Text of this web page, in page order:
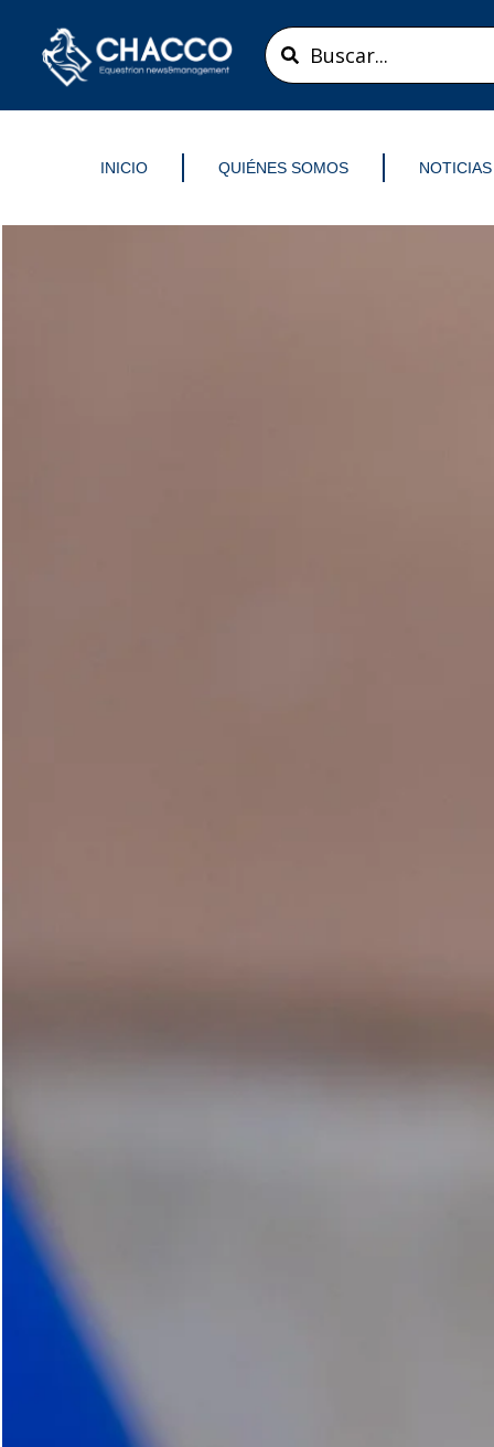
contenido
Search
...
INICIO QUIÉNES SOMOS NOTICIAS